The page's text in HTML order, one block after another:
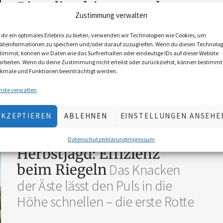
Zustimmung verwalten
dir ein optimales Erlebnis zu bieten, verwenden wir Technologien wie Cookies, um
zu speichern und/oder darauf zuzugreifen. Wenn du diesen
können wir Daten wie das Surfverhalten oder eindeutige IDs auf dieser Website
Wenn du deine Zustimmung nicht erteilst oder zurückziehst, können
und Funktionen beeinträchtigt werden.
verwalten
ABLEHNEN EINSTELLUNGEN
DatenschutzerklärungImpressum
Riegeljagdtipps aus der
JagdpraxisWenn Schnee und
Stille den Wald einhüllen,
beginnt die Zeit der Riegeljagden
Herbstjagd: Effizienz
beim RiegelnDas Knacken
der Äste lässt den Puls in die
Höhe schnellen – die erste Rotte